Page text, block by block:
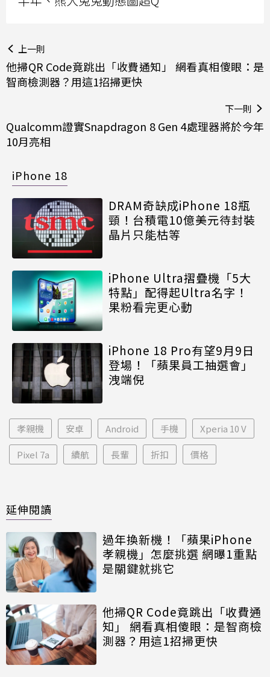
上一則
他掃QR Code竟跳出「收費通知」 網看真相傻眼：是
智商檢測器？用這1招掃更快
下一則
Qualcomm證實Snapdragon 8 Gen 4處理器將於今年
10月亮相
iPhone 18
DRAM奇缺成iPhone 18瓶
頸！台積電10億美元待封裝
晶片只能枯等
iPhone Ultra摺疊機「5大
特點」配得起Ultra名字！
果粉看完更心動
iPhone 18 Pro有望9月9日
登場！「蘋果員工抽選會」
洩端倪
孝親機 安卓 Android 手機 Xperia 10 V
Pixel 7a 續航 長輩 折扣 價格
延伸閱讀
過年換新機！「蘋果iPhone
孝親機」怎麼挑選 網曝1重點
是關鍵就挑它
他掃QR Code竟跳出「收費通
知」 網看真相傻眼：是智商檢
測器？用這1招掃更快